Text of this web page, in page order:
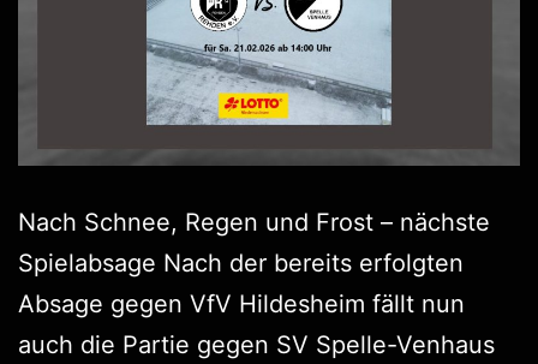
Nach Schnee, Regen und Frost – nächste
Spielabsage Nach der bereits erfolgten
Absage gegen VfV Hildesheim fällt nun
auch die Partie gegen SV Spelle-Venhaus